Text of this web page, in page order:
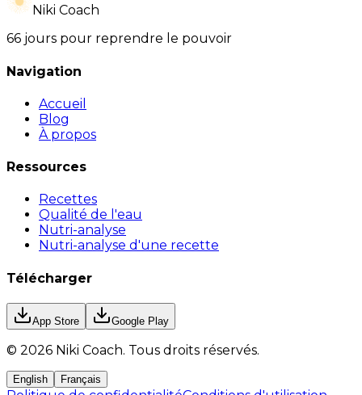
Niki Coach
66 jours pour reprendre le pouvoir
Navigation
Accueil
Blog
À propos
Ressources
Recettes
Qualité de l'eau
Nutri-analyse
Nutri-analyse d'une recette
Télécharger
App Store Google Play
© 2026 Niki Coach. Tous droits réservés.
English Français